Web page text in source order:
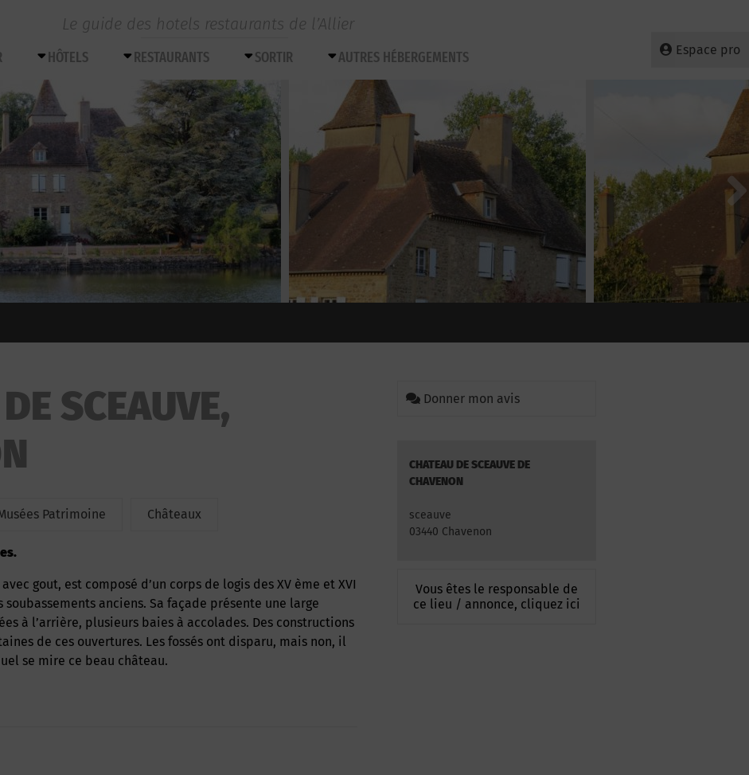
Le guide des hotels restaurants de l’Allier
Espace pro
HÔTELS RESTAURANTS SORTIR AUTRES HÉBERGEMENTS
SCEAUVE,
Patrimoine Châteaux
anciens. Sa façade présente une large
à l’arrière, plusieurs baies à accolades. Des constructions
de ces ouvertures. Les fossés ont disparu, mais non, il
se mire ce beau château.
Donner mon avis
CHATEAU DE SCEAUVE DE
CHAVENON
sceauve
03440 Chavenon
Vous êtes le responsable de
ce lieu / annonce, cliquez ici